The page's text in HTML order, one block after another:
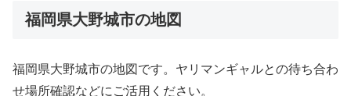
福岡県大野城市の地図
福岡県大野城市の地図です。ヤリマンギャルとの待ち合わ
せ場所確認などにご活用ください。